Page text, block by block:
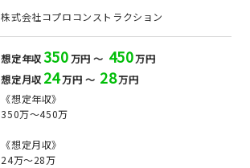
株式会社コプロコンストラクション
想定年収350万円 ～ 450万円
想定月収 24万円 ～ 28万円
《想定年収》
350万～450万
《想定月収》
24万～28万